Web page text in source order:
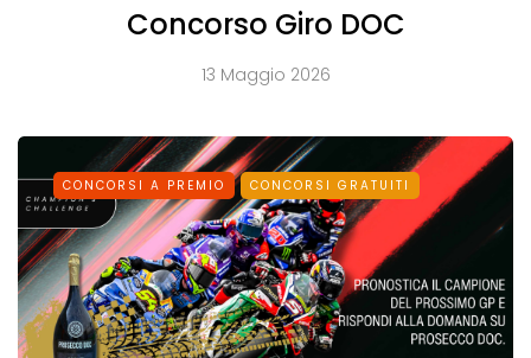
Concorso Giro DOC
13 Maggio 2026
CONCORSI A PREMIO CONCORSI GRATUITI